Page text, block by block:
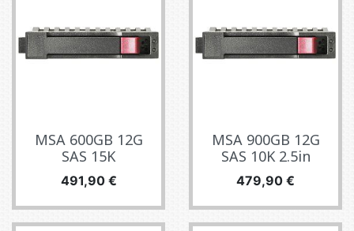
MSA 600GB 12G
SAS 15K
Pris
491,90 €
MSA 900GB 12G
SAS 10K 2.5in
Pris
479,90 €